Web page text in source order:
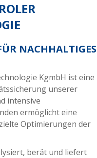
NACHHALTIGES
KgmbH ist eine
unserer
intensive
ermöglicht eine
Optimierungen der
berät und liefert